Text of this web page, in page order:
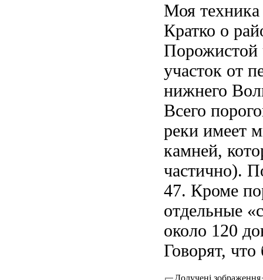
Моя
Кратко о
Порожистой
участок от
нижнего
Всего
реки имеет
камней,
частично).
47. Кроме
отдельные
около 120
Говорят,
Долучені зображення